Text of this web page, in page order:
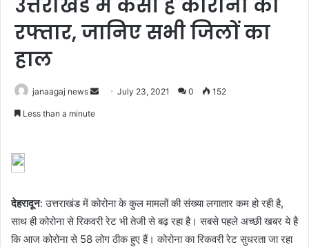
उत्तराखंड में कैसी है कोरोना की
रफ्तार, जानिए सभी जिलों का
हाल
janaagaj news
SendJuly 23, 2021 0 152
Less than a minute
देहरादून: उत्तराखंड में कोरोना के कुल मामलों की संख्या लगातार कम हो रही है,
साथ ही कोरोना से रिकवरी रेट भी तेजी से बढ़ रहा है। सबसे पहले अच्छी खबर ये है
कि आज कोरोना से 58 लोग ठीक हुए हैं। कोरोना का रिकवरी रेट सुधरता जा रहा